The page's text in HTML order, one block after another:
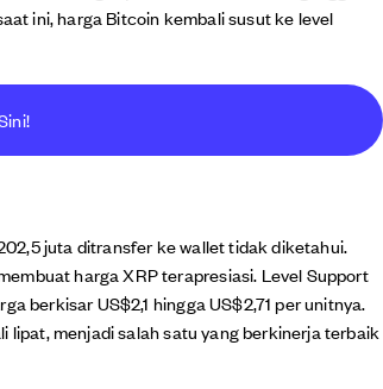
ini, harga Bitcoin kembali susut ke level
juta ditransfer ke wallet tidak diketahui.
harga XRP terapresiasi. Level Support
berkisar US$2,1 hingga US$2,71 per unitnya.
lipat, menjadi salah satu yang berkinerja terbaik